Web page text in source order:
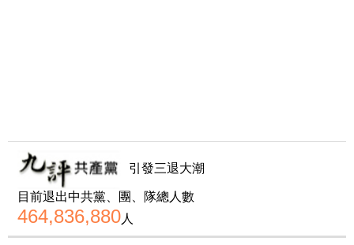
引發三退大潮
目前退出中共黨、團、隊總人數
464,836,880人